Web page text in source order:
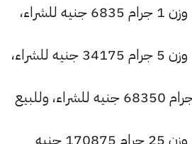
أسعار الذهب عيار 21 وزن 1 جرام 6835 جنيه للشراء،
أسعار الذهب عيار 21 وزن 5 جرام 34175 جنيه للشراء،
سعر عيار 21 وزن 10 جرام 68350 جنيه للشراء، وللبيع
أسعار الذهب عيار 21 وزن 25 جرام 170875 جنيه